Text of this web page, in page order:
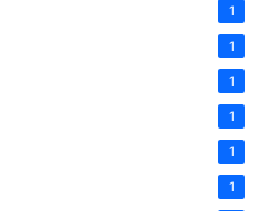
1
1
1
1
1
1